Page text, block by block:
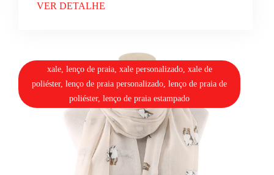
VER DETALHE
xale, lenço de praia, xale personalizado, xale de
poliéster, lenço de praia personalizado, lenço de praia de
poliéster, lenço de praia estampado